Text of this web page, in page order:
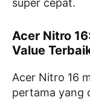
super cepat.
Acer Nitro
Value
Acer Nitro 16
pertama yang